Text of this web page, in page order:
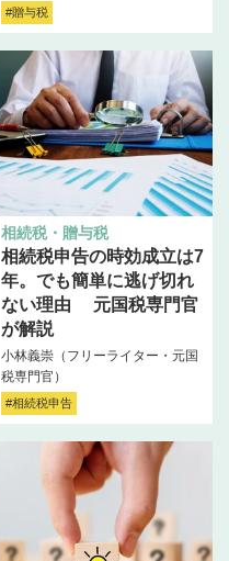
#贈与税
相続税・贈与税
相続税申告の時効成立は7
年。でも簡単に逃げ切れ
ない理由 元国税専門官
が解説
小林義崇（フリーライター・元国
税専門官）
#相続税申告